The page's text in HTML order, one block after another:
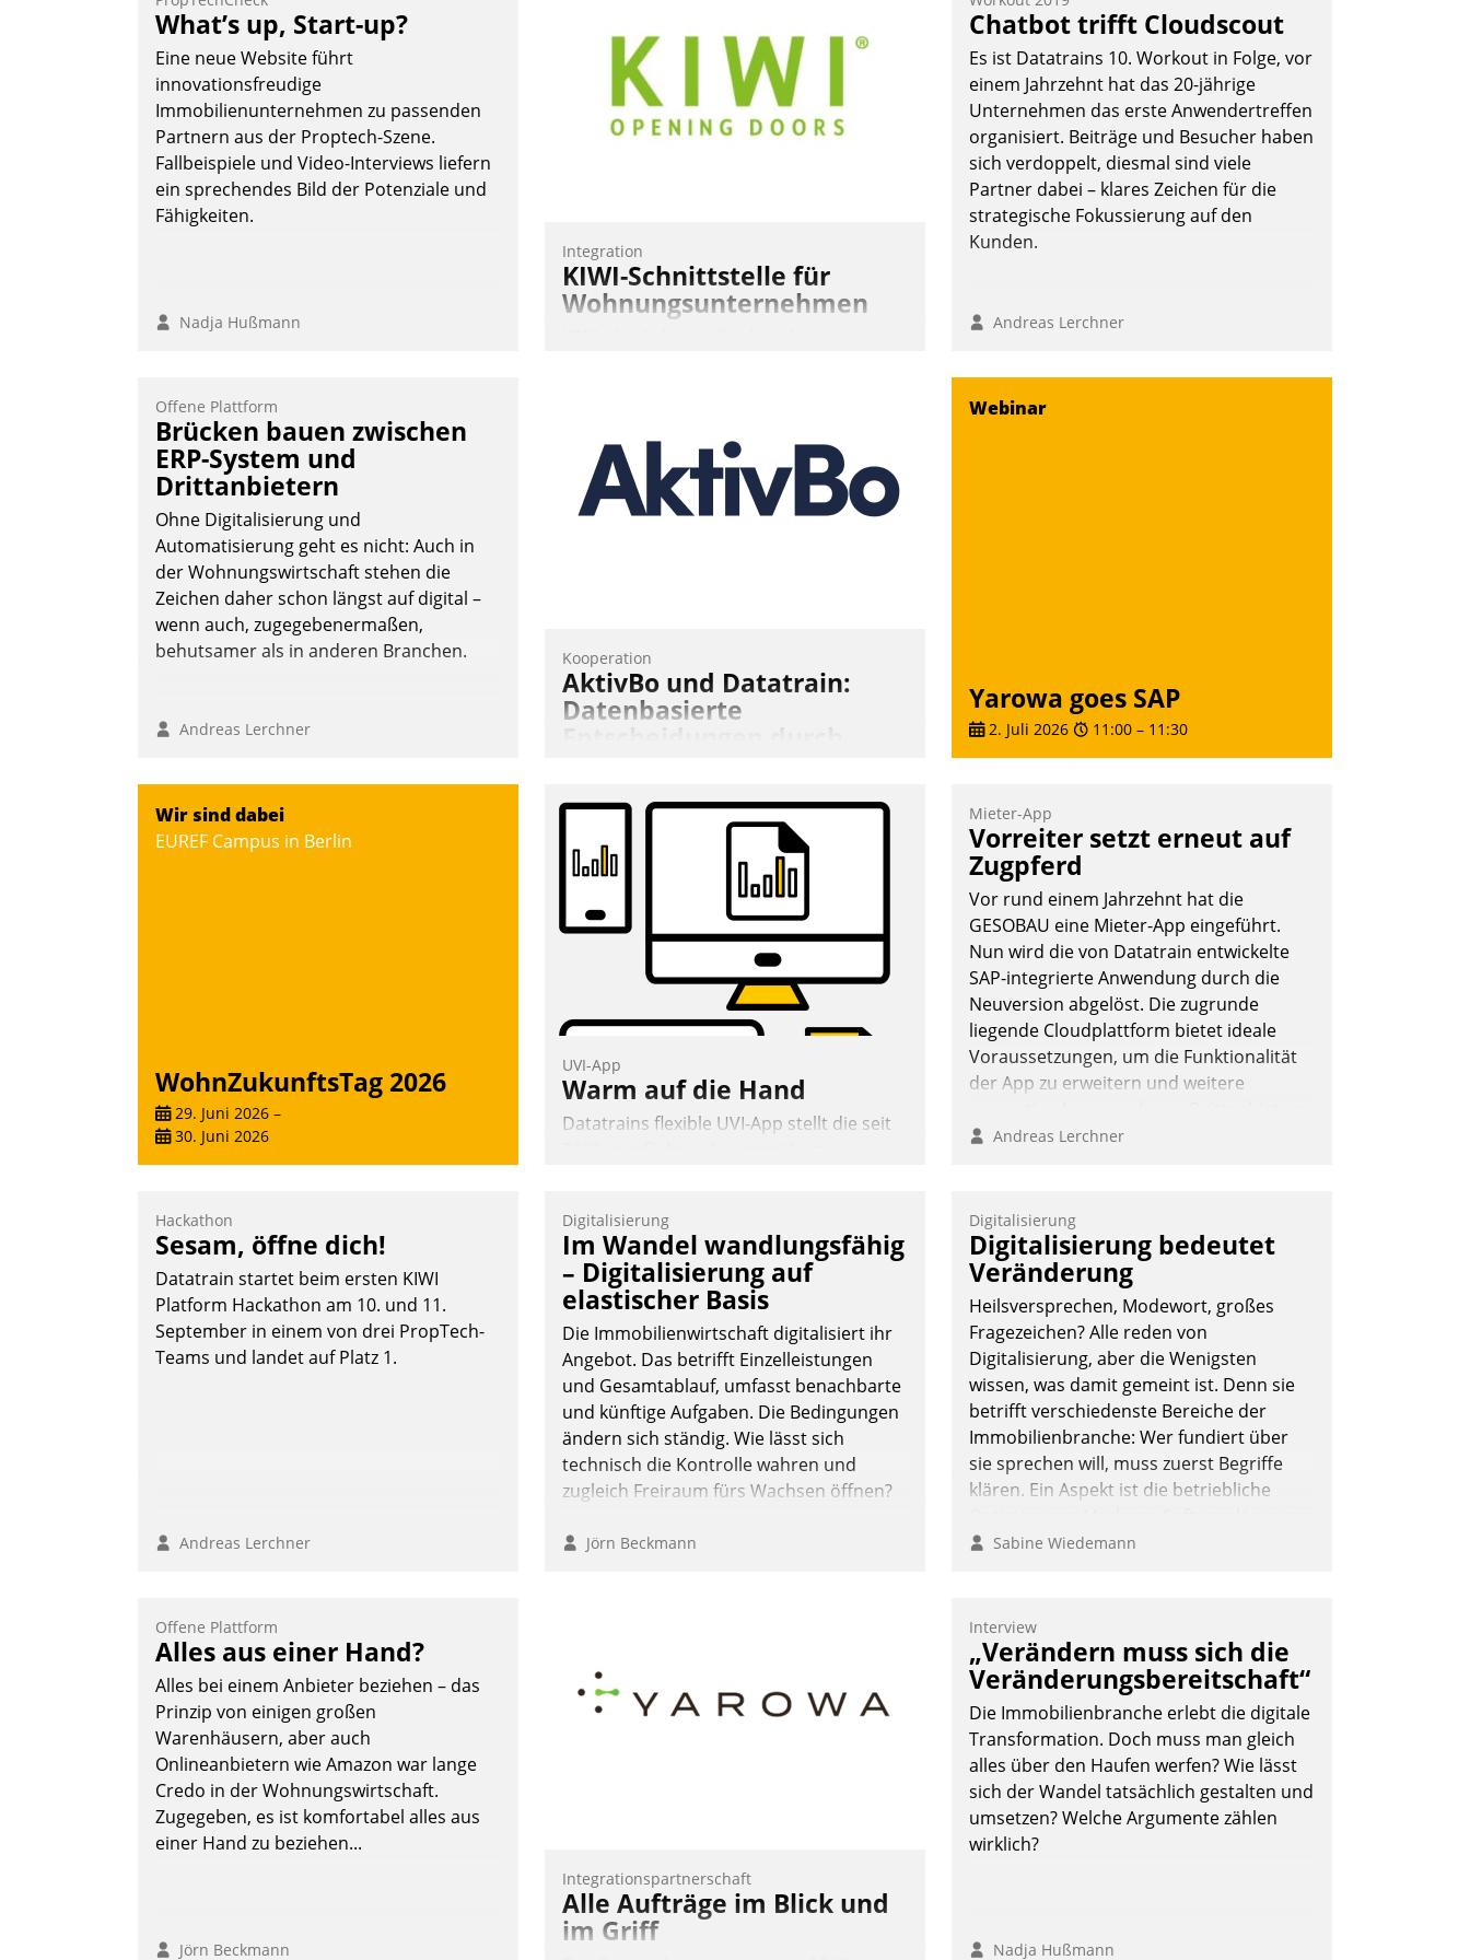
innovative Cloud-Strategien und -
Lösungen mit hohem Zukunftspotenzial.
What’s up, Start-up?
Eine neue Website führt
innovationsfreudige
Immobilienunternehmen zu passenden
Partnern aus der Proptech-Szene.
Fallbeispiele und Video-Interviews liefern
ein sprechendes Bild der Potenziale und
Fähigkeiten.
Nadja Hußmann
Integration
KIWI-Schnittstelle für
Wohnungsunternehmen
Chatbot trifft Cloudscout
Es ist Datatrains 10. Workout in Folge, vor
einem Jahrzehnt hat das 20-jährige
Unternehmen das erste Anwendertreffen
organisiert. Beiträge und Besucher haben
sich verdoppelt, diesmal sind viele
Partner dabei – klares Zeichen für die
strategische Fokussierung auf den
Kunden.
Andreas Lerchner
Offene Plattform
Brücken bauen zwischen
ERP-System und
Drittanbietern
Ohne Digitalisierung und
Automatisierung geht es nicht: Auch in
der Wohnungswirtschaft stehen die
Zeichen daher schon längst auf digital –
wenn auch, zugegebenermaßen,
behutsamer als in anderen Branchen.
Andreas Lerchner
Kooperation
AktivBo und Datatrain:
Datenbasierte
AktivBo und Datatrain kooperieren –
Immobilienunternehmen profitieren: Die
nahtlose Integration der Lösungen von
AktivBo und Datatrain ermöglicht
automatisiert ausgelöste, zielgerichtete
Mieterbefragungen – eine starke
Grundlage für intelligente, datengestützte
Webinar
Yarowa goes SAP
2. Juli 2026 11:00 – 11:30
Wir sind dabei
EUREF Campus in Berlin
WohnZukunftsTag 2026
29. Juni 2026 –
30. Juni 2026
UVI-App
Warm auf die Hand
Datatrains flexible UVI-App stellt die seit
Die monatlichen Mitteilungen zum
Heizungs- und Wasserverbrauch gehen
automatisiert, vollständig und auf
Wunsch über mehrere zuvor festgelegte
Kommunikationswege bei den
Empfängern ein.
Nadja Hußmann
Mieter-App
Vorreiter setzt erneut auf
Zugpferd
Vor rund einem Jahrzehnt hat die
GESOBAU eine Mieter-App eingeführt.
Nun wird die von Datatrain entwickelte
SAP-integrierte Anwendung durch die
Neuversion abgelöst. Die zugrunde
liegende Cloudplattform bietet ideale
Voraussetzungen, um die Funktionalität
der App zu erweitern und weitere
in SAP zu integrieren.
Andreas Lerchner
Hackathon
Sesam, öffne dich!
Datatrain startet beim ersten KIWI
Platform Hackathon am 10. und 11.
September in einem von drei PropTech-
Teams und landet auf Platz 1.
Andreas Lerchner
Digitalisierung
Im Wandel wandlungsfähig
– Digitalisierung auf
elastischer Basis
Die Immobilienwirtschaft digitalisiert ihr
Angebot. Das betrifft Einzelleistungen
und Gesamtablauf, umfasst benachbarte
und künftige Aufgaben. Die Bedingungen
ändern sich ständig. Wie lässt sich
technisch die Kontrolle wahren und
zugleich Freiraum fürs Wachsen öffnen?
Jörn Beckmann
Digitalisierung
Digitalisierung bedeutet
Veränderung
Heilsversprechen, Modewort, großes
Fragezeichen? Alle reden von
Digitalisierung, aber die Wenigsten
wissen, was damit gemeint ist. Denn sie
betrifft verschiedenste Bereiche der
Immobilienbranche: Wer fundiert über
sie sprechen will, muss zuerst Begriffe
klären. Ein Aspekt ist die betriebliche
ermöglichen große Einsparungen durch
Allein mit der Einführung einer neuen
Software ist es nicht getan. Die
Digitalisierung erfordert von
Unternehmen die Bereitschaft, sich zu
überprüfen, zu hinterfragen und zu
verändern.
Sabine Wiedemann
Offene Plattform
Alles aus einer Hand?
Alles bei einem Anbieter beziehen – das
Prinzip von einigen großen
Warenhäusern, aber auch
Onlineanbietern wie Amazon war lange
Credo in der Wohnungswirtschaft.
Zugegeben, es ist komfortabel alles aus
einer Hand zu beziehen...
Jörn Beckmann
Integrationspartnerschaft
Alle Aufträge im Blick und
im Griff
Interview
„Verändern muss sich die
Veränderungsbereitschaft“
Die Immobilienbranche erlebt die digitale
Transformation. Doch muss man gleich
alles über den Haufen werfen? Wie lässt
sich der Wandel tatsächlich gestalten und
umsetzen? Welche Argumente zählen
wirklich?
Nadja Hußmann